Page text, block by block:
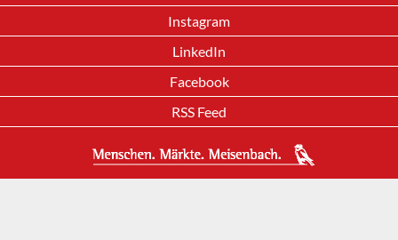
Instagram
LinkedIn
Facebook
RSS Feed